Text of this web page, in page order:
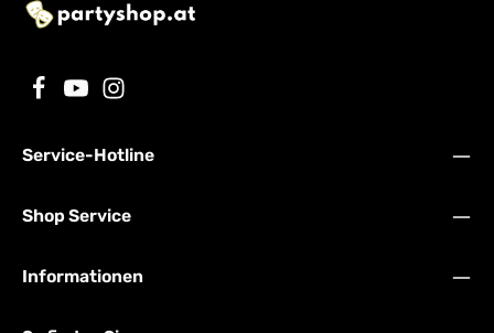
Service-Hotline
Shop Service
Informationen